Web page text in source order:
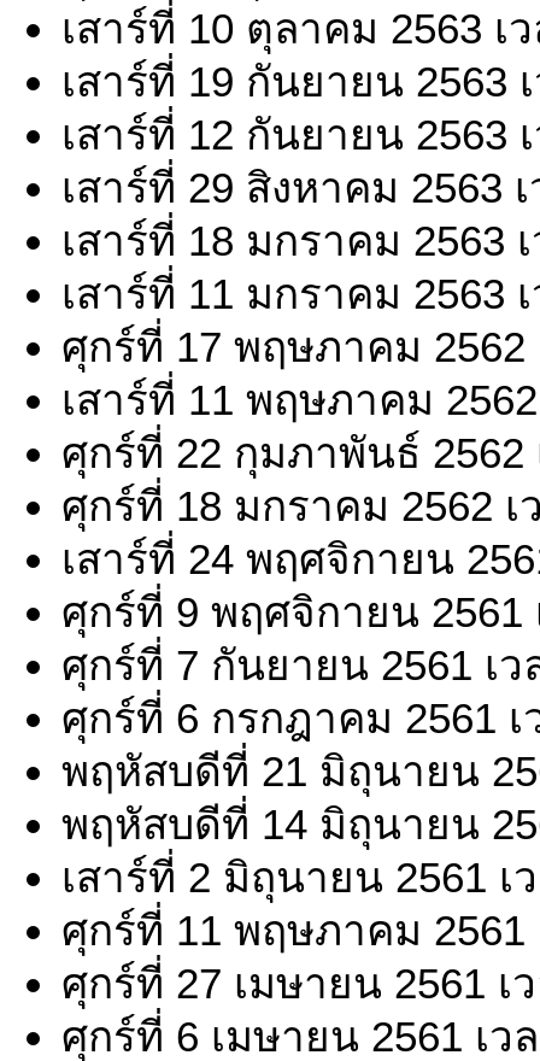
เสาร์ที่ 10 ตุลาคม 2563 เ
เสาร์ที่ 19 กันยายน 2563
เสาร์ที่ 12 กันยายน 2563
เสาร์ที่ 29 สิงหาคม 2563
เสาร์ที่ 18 มกราคม 2563
เสาร์ที่ 11 มกราคม 2563
ศุกร์ที่ 17 พฤษภาคม 2562
เสาร์ที่ 11 พฤษภาคม
ศุกร์ที่ 22 กุมภาพันธ์ 2562
ศุกร์ที่ 18 มกราคม 2562 เ
เสาร์ที่ 24 พฤศจิกายน
ศุกร์ที่ 9 พฤศจิกายน 2561
ศุกร์ที่ 7 กันยายน 2561 เว
ศุกร์ที่ 6 กรกฎาคม 2561 เ
พฤหัสบดีที่ 21 มิถุนายน
พฤหัสบดีที่ 14 มิถุนายน
เสาร์ที่ 2 มิถุนายน 2561 เ
ศุกร์ที่ 11 พฤษภาคม 2561
ศุกร์ที่ 27 เมษายน 2561 เ
ศุกร์ที่ 6 เมษายน 2561 เว